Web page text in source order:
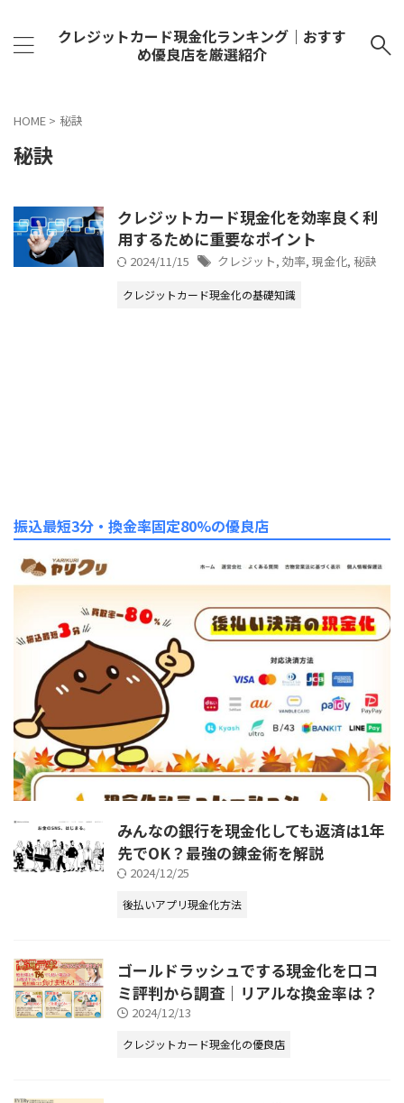
クレジットカード現金化ランキング｜おすす
め優良店を厳選紹介
HOME > 秘訣
秘訣
クレジットカード現金化を効率良く利
用するために重要なポイント
2024/11/15 クレジット, 効率, 現金化, 秘訣
クレジットカード現金化の基礎知識
振込最短3分・換金率固定80%の優良店
みんなの銀行を現金化しても返済は1年
先でOK？最強の錬金術を解説
2024/12/25
後払いアプリ現金化方法
ゴールドラッシュでする現金化を口コ
ミ評判から調査｜リアルな換金率は？
2024/12/13
クレジットカード現金化の優良店